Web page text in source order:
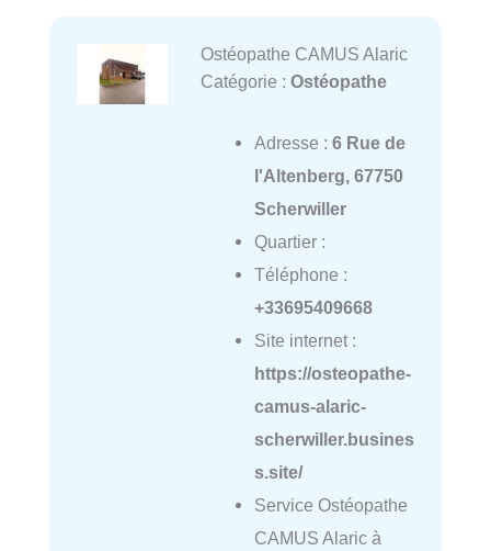
Ostéopathe CAMUS Alaric
Catégorie : Ostéopathe
Adresse : 6 Rue de
l'Altenberg, 67750
Scherwiller
Quartier :
Téléphone :
+33695409668
Site internet :
https://osteopathe-
camus-alaric-
scherwiller.busines
s.site/
Service Ostéopathe
CAMUS Alaric à